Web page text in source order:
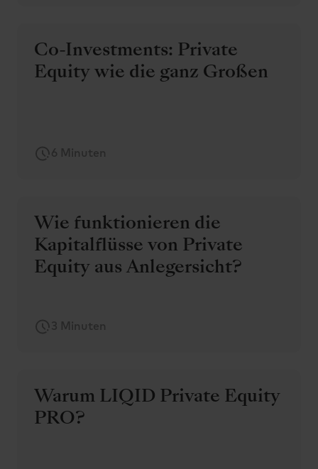
Co-Investments: Private
Equity wie die ganz Großen
6 Minuten
Wie funktionieren die
Kapitalflüsse von Private
Equity aus Anlegersicht?
3 Minuten
Warum LIQID Private Equity
PRO?